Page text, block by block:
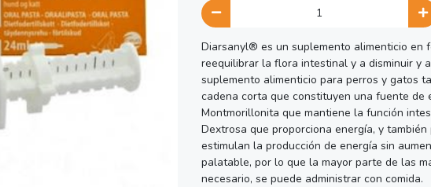
Diarsanyl® es un suplemento alimenticio en
reequilibrar la flora intestinal y a disminuir y
suplemento alimenticio para perros y gatos
cadena corta que constituyen una fuente
Montmorillonita que mantiene la función
Dextrosa que proporciona energía, y
estimulan la producción de energía sin
palatable, por lo que la mayor parte de las
necesario, se puede administrar con comida.